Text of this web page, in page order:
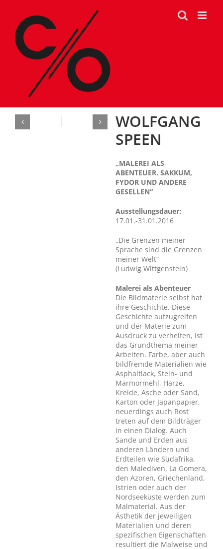
springen
WOLFGANG
SPEEN
„MALEREI ALS
ABENTEUER. SAKKUM,
FYDOR UND ANDERE
GESELLEN“
Ausstellungsdauer:
17.01.-31.01.2016
„Die Grenzen meiner
Sprache sind die Grenzen
meiner Welt“
(Ludwig Wittgenstein)
Malerei als Abenteuer
Die Bildmaterie selbst hat
ihre Geschichte. Diese
Geschichte aufzugreifen
und der Materie zum
Ausdruck zu verhelfen, ist
das Grundthema meiner
Arbeiten. Farbe, aber auch
bildfremde Materialien wie
Asphaltlack, Stein- und
Marmormehl, Harze,
Kreide, Asche oder Sand,
Karton oder Japanpapier,
neuerdings auch Rost
treten auf dem Bildträger
in einen Dialog. Auch
Sande und Erden aus
anderen Ländern und
Erdteilen wie Südafrika,
den Malediven, La Gomera,
den Azoren, Griechenland,
Istrien oder auch der
Nordseeküste werden zum
Malmaterial. Aus der
Ästhetik der jeweiligen
Materialien und deren
spezifischen Eigenschaften
resultiert die Malweise und